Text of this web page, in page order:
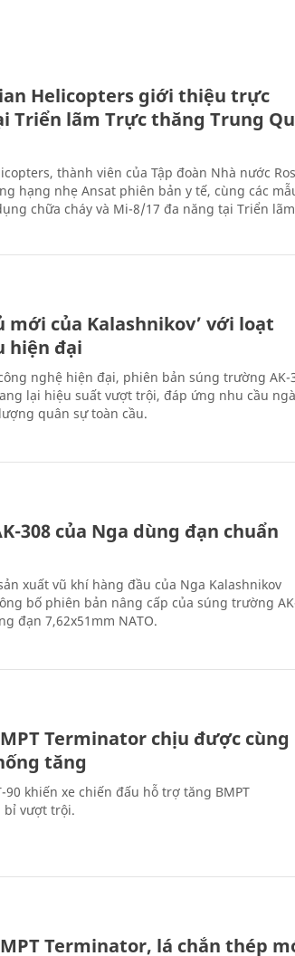
Helicopters giới thiệu trực
Triển lãm Trực thăng Trung
thành viên của Tập đoàn Nhà nước
hạng nhẹ Ansat phiên bản y tế, cùng các
chữa cháy và Mi-8/17 đa năng tại Triển lãm
mới của Kalashnikov’ với loạt
hiện đại
nghệ hiện đại, phiên bản súng trường AK-
lại hiệu suất vượt trội, đáp ứng nhu cầu
quân sự toàn cầu.
308 của Nga dùng đạn chuẩn
xuất vũ khí hàng đầu của Nga Kalashnikov
bố phiên bản nâng cấp của súng trường
đạn 7,62x51mm NATO.
Terminator chịu được cùng
tăng
khiến xe chiến đấu hỗ trợ tăng BMPT
bỉ vượt trội.
Terminator, lá chắn thép